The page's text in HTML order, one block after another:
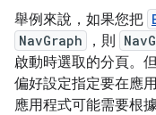
舉例來說，如果您把
NavGraph ，則
啟動時選取的分頁。
偏好設定指定要在應
應用程式可能需要根